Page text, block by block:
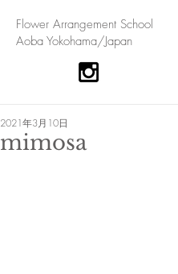
​Flower Arrangement School
Aoba Yokohama/Japan
mimosa
2021年3月10日